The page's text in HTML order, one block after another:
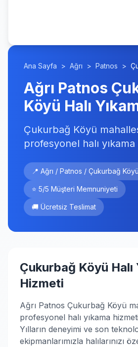
Ana Sayfa > Ağrı > Patnos >
Ağrı Patnos
Köyü Halı
Çukurbağ Köyü
profesyonel halı
📍 Ağrı / Patnos / Çukurbağ Köyü
⭐ 5/5 Müşteri Memnuniyeti
🚚 Ücretsiz Teslimat
Çukurbağ Köyü Halı
Hizmeti
Ağrı Patnos Çukurbağ Köyü
profesyonel halı yıkama
Yılların deneyimi ve son
ekipmanlarımızla halılarınızı